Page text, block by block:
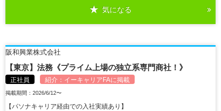
気になる
阪和興業株式会社
【東京】法務《プライム上場の独立系専門商社！》
正社員 紹介： イーキャリアFAに掲載
掲載期間：2026/6/12〜
【パソナキャリア経由での入社実績あり】